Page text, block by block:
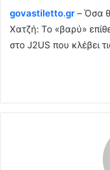
govastiletto.gr – Όσα
Χατζή: Το «βαρύ»
στο J2US που κλέβει